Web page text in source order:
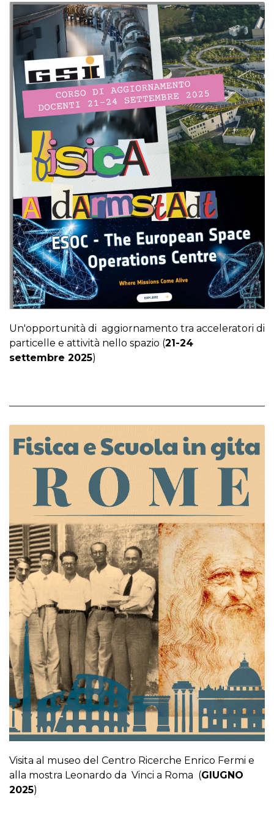
Un'opportunità di aggiornamento tra acceleratori di
particelle e attività nello spazio (21-24
settembre 2025)
Visita al museo del Centro Ricerche Enrico Fermi e
alla mostra Leonardo da Vinci a Roma (GIUGNO
2025)